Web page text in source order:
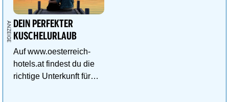
DEIN PERFEKTER
KUSCHELURLAUB
Auf www.oesterreich-
hotels.at findest du die
richtige Unterkunft für